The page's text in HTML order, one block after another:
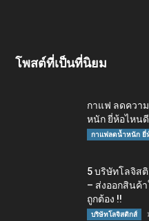
โพสต์ที่เป็นที่นิยม
กาแฟ ลดควา
หนัก ยี่ห้อไหนดี
กาแฟลดน้ำหนัก ยี่
5 บริษัทโลจิส
– ส่งออกสินค้
ถูกต้อง !!
บริษัทโลจิสติกส์